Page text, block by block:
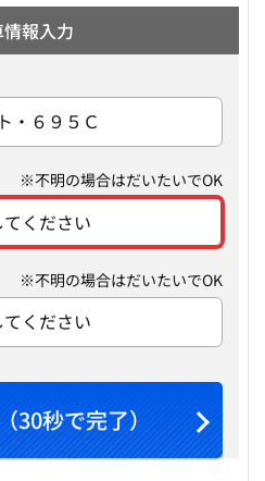
報入力
・６９５Ｃ
※不明の場合はだいたいでOK
ください
※不明の場合はだいたいでOK
ください
30秒で完了）